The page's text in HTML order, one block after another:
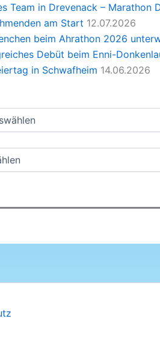
Team in Drevenack – Marathon
am Start 12.07.2026
beim Ahrathon 2026
Debüt beim Enni-
in Schwafheim 14.06.2026